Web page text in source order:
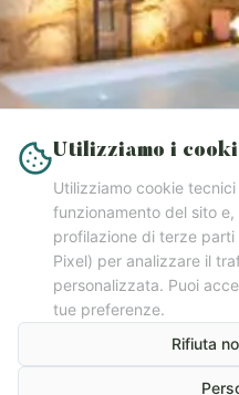
Utilizziamo i
Utilizziamo cookie
funzionamento del sito
profilazione di terze parti
Pixel) per analizzare il
personalizzata. Puoi
tue preferenze.
Rifiuta